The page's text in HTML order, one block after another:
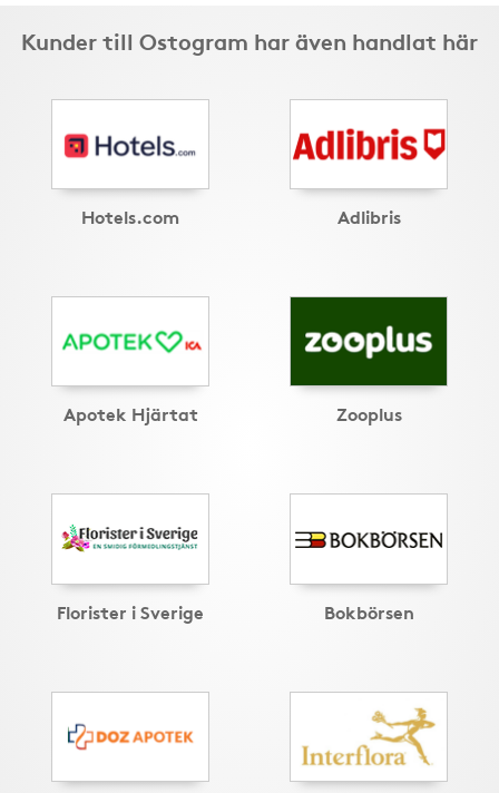
Kunder till Ostogram har även handlat här
Hotels.com Adlibris
Apotek Hjärtat Zooplus
Florister i Sverige Bokbörsen